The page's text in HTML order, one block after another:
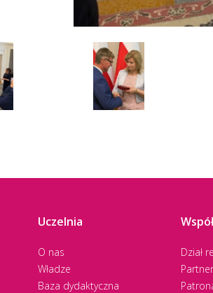
Uczelnia
O nas
Władze
Baza dydaktyczna
Dział